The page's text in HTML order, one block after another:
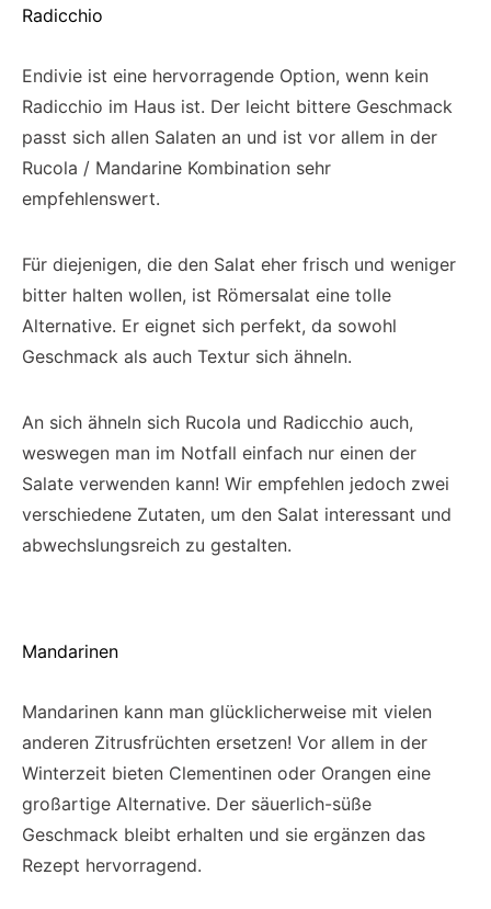
Radicchio
Endivie ist eine hervorragende Option, wenn kein
Radicchio im Haus ist. Der leicht bittere Geschmack
passt sich allen Salaten an und ist vor allem in der
Rucola / Mandarine Kombination sehr
empfehlenswert.
Für diejenigen, die den Salat eher frisch und weniger
bitter halten wollen, ist Römersalat eine tolle
Alternative. Er eignet sich perfekt, da sowohl
Geschmack als auch Textur sich ähneln.
An sich ähneln sich Rucola und Radicchio auch,
weswegen man im Notfall einfach nur einen der
Salate verwenden kann! Wir empfehlen jedoch zwei
verschiedene Zutaten, um den Salat interessant und
abwechslungsreich zu gestalten.
Mandarinen
Mandarinen kann man glücklicherweise mit vielen
anderen Zitrusfrüchten ersetzen! Vor allem in der
Winterzeit bieten Clementinen oder Orangen eine
großartige Alternative. Der säuerlich-süße
Geschmack bleibt erhalten und sie ergänzen das
Rezept hervorragend.